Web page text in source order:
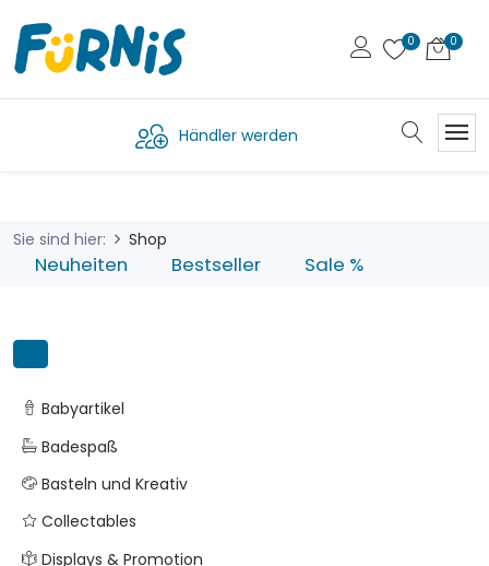
Händler werden
Sie sind hier: Shop
Neuheiten Bestseller Sale %
Babyartikel
Badespaß
Basteln und Kreativ
Collectables
Displays & Promotion